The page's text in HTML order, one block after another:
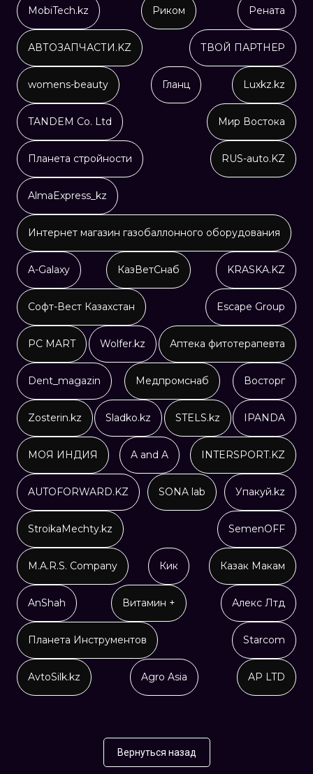
MobiTech.kz Риком Рената
АВТОЗАПЧАСТИ.KZ ТВОЙ ПАРТНЕР
womens-beauty Гланц Luxkz.kz
TANDEM Co. Ltd Мир Востока
Планета стройности RUS-auto.KZ
AlmaExpress_kz
Интернет магазин газобаллонного оборудования
A-Galaxy КазВетСнаб KRASKA.KZ
Софт-Вест Казахстан Escape Group
PC MART Wolfer.kz Аптека фитотерапевта
Dent_magazin Медпромснаб Восторг
Zosterin.kz Sladko.kz STELS.kz IPANDA
МОЯ ИНДИЯ A and A INTERSPORT.KZ
AUTOFORWARD.KZ SONA lab Упакуй.kz
StroikaMechty.kz SemenOFF
M.A.R.S. Company Кик Казак Макам
AnShah Витамин + Алекс Лтд
Планета Инструментов Starcom
AvtoSilk.kz Agro Asia AP LTD
Вернуться назад